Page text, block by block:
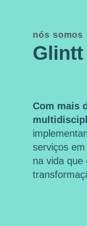
nós somos
Glintt
Com mais
serviços
na vida que